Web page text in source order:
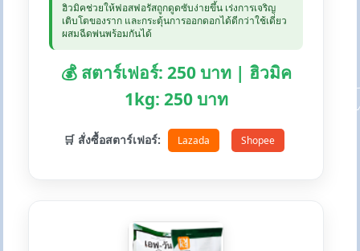
ฮิวมิคช่วยให้ฟอสฟอรัสถูกดูดซับง่ายขึ้น เร่งการเจริญ
เติบโตของราก และกระตุ้นการออกดอกได้ดีกว่าใช้เดี่ยว
ผสมฉีดพ่นพร้อมกันได้
💰 สตาร์เฟอร์: 250 บาท | ฮิวมิค
1kg: 250 บาท
🛒 สั่งซื้อสตาร์เฟอร์: Lazada Shopee